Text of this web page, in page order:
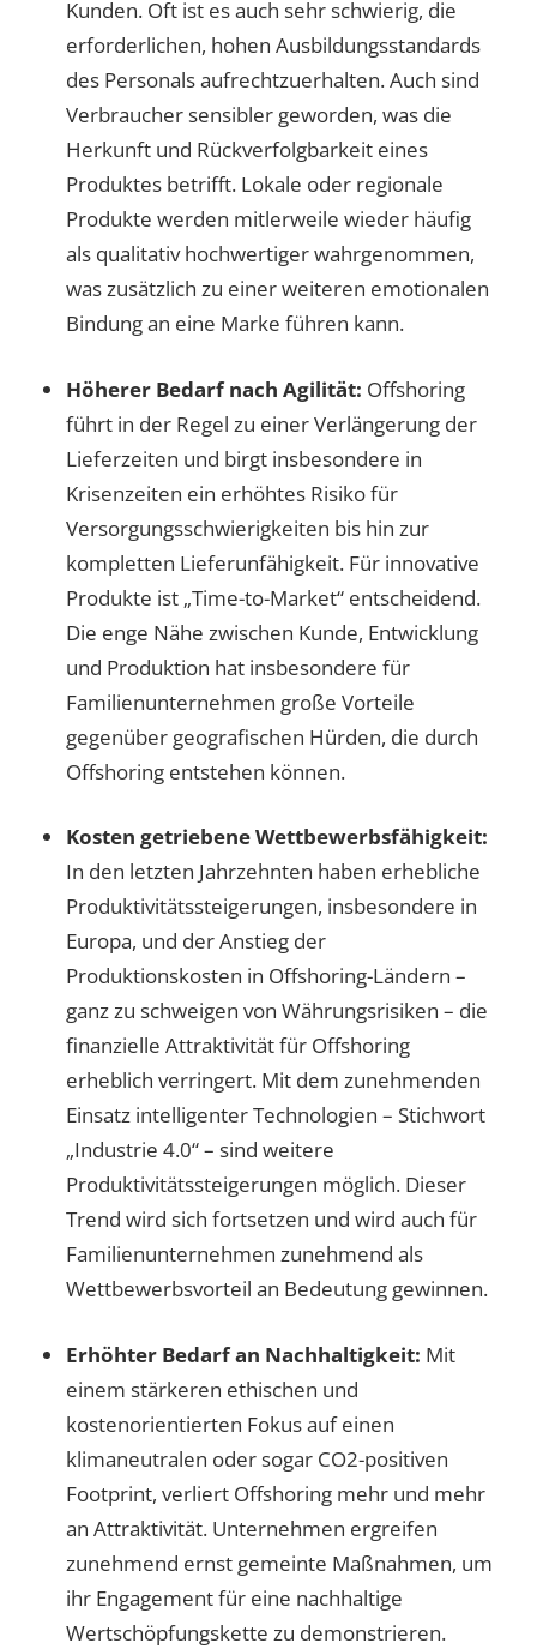
Kunden. Oft ist es auch sehr schwierig, die
erforderlichen, hohen Ausbildungsstandards
des Personals aufrechtzuerhalten. Auch sind
Verbraucher sensibler geworden, was die
Herkunft und Rückverfolgbarkeit eines
Produktes betrifft. Lokale oder regionale
Produkte werden mitlerweile wieder häufig
als qualitativ hochwertiger wahrgenommen,
was zusätzlich zu einer weiteren emotionalen
Bindung an eine Marke führen kann.
Höherer Bedarf nach Agilität: Offshoring
führt in der Regel zu einer Verlängerung der
Lieferzeiten und birgt insbesondere in
Krisenzeiten ein erhöhtes Risiko für
Versorgungsschwierigkeiten bis hin zur
kompletten Lieferunfähigkeit. Für innovative
Produkte ist „Time-to-Market“ entscheidend.
Die enge Nähe zwischen Kunde, Entwicklung
und Produktion hat insbesondere für
Familienunternehmen große Vorteile
gegenüber geografischen Hürden, die durch
Offshoring entstehen können.
Kosten getriebene Wettbewerbsfähigkeit:
In den letzten Jahrzehnten haben erhebliche
Produktivitätssteigerungen, insbesondere in
Europa, und der Anstieg der
Produktionskosten in Offshoring-Ländern –
ganz zu schweigen von Währungsrisiken – die
finanzielle Attraktivität für Offshoring
erheblich verringert. Mit dem zunehmenden
Einsatz intelligenter Technologien – Stichwort
„Industrie 4.0“ – sind weitere
Produktivitätssteigerungen möglich. Dieser
Trend wird sich fortsetzen und wird auch für
Familienunternehmen zunehmend als
Wettbewerbsvorteil an Bedeutung gewinnen.
Erhöhter Bedarf an Nachhaltigkeit: Mit
einem stärkeren ethischen und
kostenorientierten Fokus auf einen
klimaneutralen oder sogar CO2-positiven
Footprint, verliert Offshoring mehr und mehr
an Attraktivität. Unternehmen ergreifen
zunehmend ernst gemeinte Maßnahmen, um
ihr Engagement für eine nachhaltige
Wertschöpfungskette zu demonstrieren.